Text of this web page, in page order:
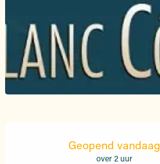
Geopend vandaag
over 2 uur